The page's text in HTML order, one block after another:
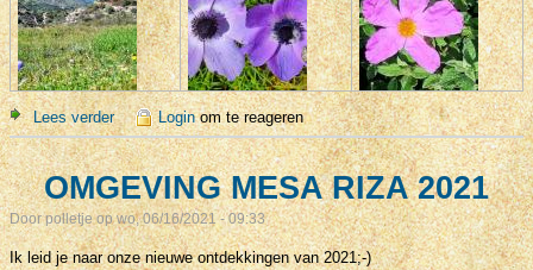
Lees verderover OMGEVING MESA RIZA 2022
Loginom te reageren
OMGEVING MESA RIZA 2021
Doorpolletjeop wo, 06/16/2021 - 09:33
Ik leid je naar onze nieuwe ontdekkingen van 2021;-)